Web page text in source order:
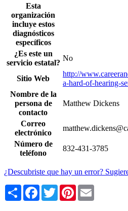
Esta
organización
incluye estos
diagnósticos
específicos
¿Es este un
servicio estatal?
No
Sitio Web
http://
a-hard-of-hearing-
Nombre de la
persona de
contacto
Matthew Dickens
Correo
electrónico
Número de
teléfono
832-431-3785
¿Descubriste que hay un error?
Share Facebook
TwitterPinterest